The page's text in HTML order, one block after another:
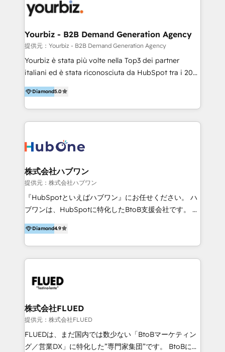
Brand Development, Growth Strategy, AI SEO &
Integrations 💎Go-To-Market (GTM) Strategies &
Account-Based Marketing 💎CMS Development &
Conversion-Focused Websites With a 5.0⭐average
rating and 140+ verified client reviews on the
businesses globally for consistent delivery and high
client satisfaction. With deep HubSpot expertise and
your business with a proven and reliable HubSpot
Diamond Partner? 👉Connect with TRooInbound
today (https://www.trooinbound.com/contact-us)
Yourbiz - B2B Demand Generation Agency
提供元：Yourbiz - B2B Demand Generation Agency
Yourbiz è stata più volte nella Top3 dei partner
italiani ed è stata riconosciuta da HubSpot tra i 20
migliori partner EMEA per la gestione del cliente.
Stiamo accompagnando oltre 100 aziende nella
digitalizzazione e ottimizzazione dei processi di
marketing e vendita. Il nostro metodo DAM è stato
mappatura dei canali di acquisizione dei contatti e
HubSpot come fornitore ufficiale per le integrazioni
tra il CRM e altri sistemi aziendali, tra cui SAP,
AS400, TeamSystem. HubSpot ci ha riconosciuto
come formatori ufficiali per l'adozione del CRM in
50% più alto tra i nostri clienti rispetto le altre
aziende. Lavoriamo con aziende B2B tra i 5 e i 35
massimizzare il ritorno sugli investimenti.
Diamond5.0
株式会社ハブワン
提供元：株式会社ハブワン
『HubSpotといえばハブワン』にお任せください。 ハ
ブワンは、HubSpotに特化したBtoB支援会社です。 ノ
ーコードCMS構築、CRM／MA／SFAの設計・運用、他
システムAPI連携・開発、営業定着支援、カスタマーサ
クセス体制の設計まで、ワンストップ完結できる支援体
制を整えています。 HubSpotの導入支援だけでなく、
ナリオ設計まで含めてご提案。「導入して終わり」では
と。それが、ハブワンのスタンスです。 また、
HubSpotはもちろん、ferret One、WordPress、
Movable Type（Power CMS）などの各種CMSを活用
し、延べ100社以上のBtoB企業のサイト制作経験をもと
Diamond4.9
株式会社FLUED
提供元：株式会社FLUED
FLUEDは、まだ国内では数少ない「BtoBマーケティン
グ／営業DX」に特化した”専門家集団”です。 BtoBに特